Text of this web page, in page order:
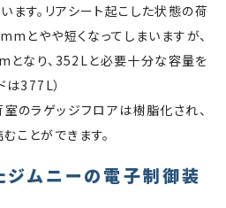
ます。リアシート起こした状態の荷
とやや短くなってしまいますが、
となり、352Lと必要十分な容量を
は377L）
室のラゲッジフロアは樹脂化され、
ことができます。
ジムニーの電子制御装